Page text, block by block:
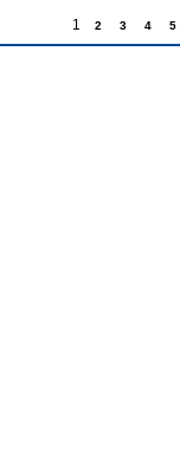
1 2 3 4 5